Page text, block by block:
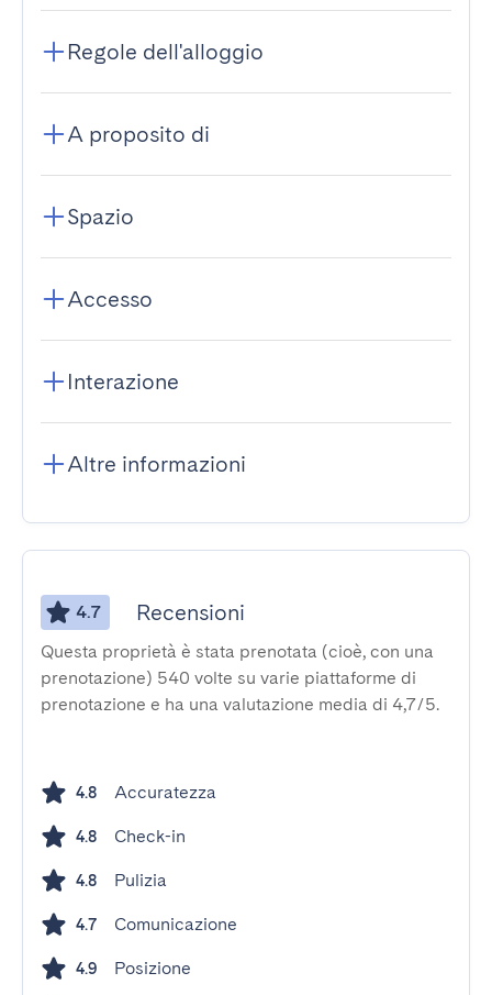
Regole dell'alloggio
A proposito di
Spazio
Accesso
Interazione
Altre informazioni
4.7 Recensioni
Questa proprietà è stata prenotata (cioè, con una
prenotazione) 540 volte su varie piattaforme di
prenotazione e ha una valutazione media di 4,7/5.
4.8 Accuratezza
4.8 Check-in
4.8 Pulizia
4.7 Comunicazione
4.9 Posizione